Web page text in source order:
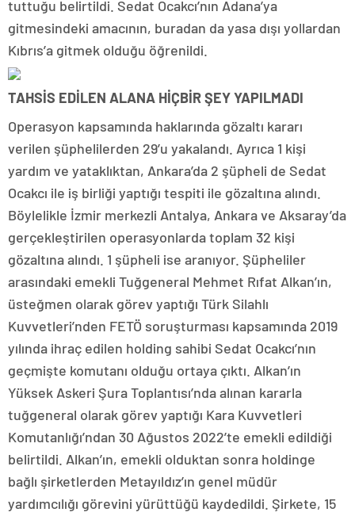
tuttuğu belirtildi. Sedat Ocakcı’nın Adana’ya
gitmesindeki amacının, buradan da yasa dışı yollardan
Kıbrıs’a gitmek olduğu öğrenildi.
TAHSİS EDİLEN ALANA HİÇBİR ŞEY YAPILMADI
Operasyon kapsamında haklarında gözaltı kararı
verilen şüphelilerden 29’u yakalandı. Ayrıca 1 kişi
yardım ve yataklıktan, Ankara’da 2 şüpheli de Sedat
Ocakcı ile iş birliği yaptığı tespiti ile gözaltına alındı.
Böylelikle İzmir merkezli Antalya, Ankara ve Aksaray’da
gerçekleştirilen operasyonlarda toplam 32 kişi
gözaltına alındı. 1 şüpheli ise aranıyor. Şüpheliler
arasındaki emekli Tuğgeneral Mehmet Rıfat Alkan’ın,
üsteğmen olarak görev yaptığı Türk Silahlı
Kuvvetleri’nden FETÖ soruşturması kapsamında 2019
yılında ihraç edilen holding sahibi Sedat Ocakcı’nın
geçmişte komutanı olduğu ortaya çıktı. Alkan’ın
Yüksek Askeri Şura Toplantısı’nda alınan kararla
tuğgeneral olarak görev yaptığı Kara Kuvvetleri
Komutanlığı’ndan 30 Ağustos 2022’te emekli edildiği
belirtildi. Alkan’ın, emekli olduktan sonra holdinge
bağlı şirketlerden Metayıldız’ın genel müdür
yardımcılığı görevini yürüttüğü kaydedildi. Şirkete, 15